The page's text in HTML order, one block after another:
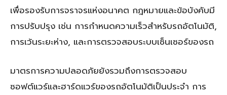
เพื่อรองรับการจราจรแห่งอนาคต กฎหมายและข้อบังคับมี
การปรับปรุง เช่น การกำหนดความเร็วสำหรับรถอัตโนมัติ,
การเว้นระยะห่าง, และการตรวจสอบระบบเซ็นเซอร์ของรถ
มาตรการความปลอดภัยยังรวมถึงการตรวจสอบ
ซอฟต์แวร์และฮาร์ดแวร์ของรถอัตโนมัติเป็นประจำ การ